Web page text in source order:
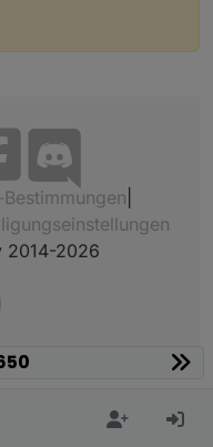
2014-2026